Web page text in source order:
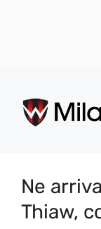
contenuto
Ne
Thiaw,